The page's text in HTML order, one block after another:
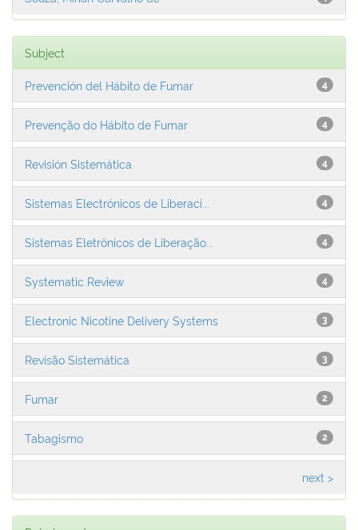
Subject
4
Prevención del Hábito de Fumar
4
Prevenção do Hábito de Fumar
4
Revisión Sistemática
4
Sistemas Electrónicos de Liberaci...
4
Sistemas Eletrônicos de Liberação...
4
Systematic Review
3
Electronic Nicotine Delivery Systems
3
Revisão Sistemática
2
Fumar
2
Tabagismo
next >